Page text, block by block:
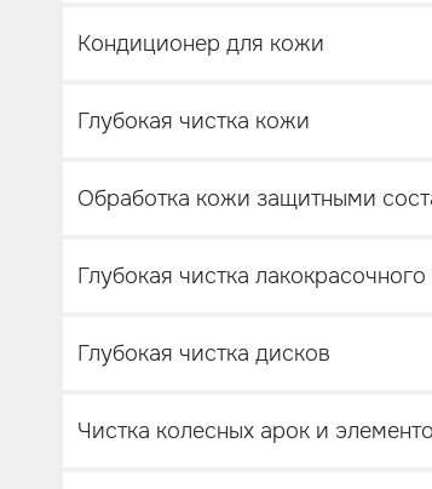
Кондиционер для кожи
Глубокая чистка кожи
Обработка кожи защитными
Глубокая чистка
Глубокая чистка дисков
Чистка колесных арок и